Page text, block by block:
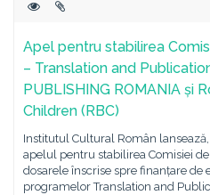
Apel pentru stabilirea
– Translation and
PUBLISHING ROMANIA și
Children (RBC)
Institutul Cultural Român
apelul pentru stabilirea Comisiei
dosarele înscrise spre finanțare de
programelor Translation and